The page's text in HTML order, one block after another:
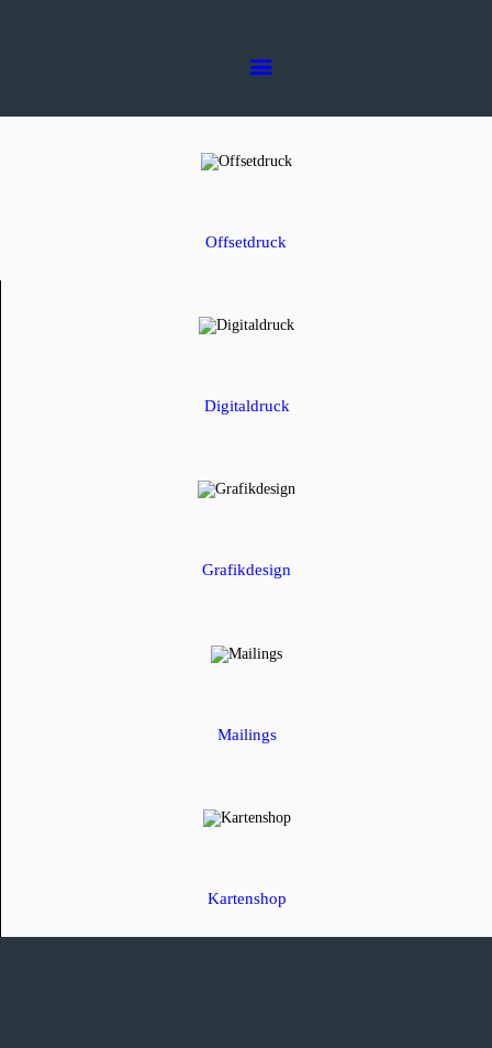
Druckerei Stuhrmann AG
Offsetdruck
Digitaldruck
Grafikdesign
Mailings
Kartenshop